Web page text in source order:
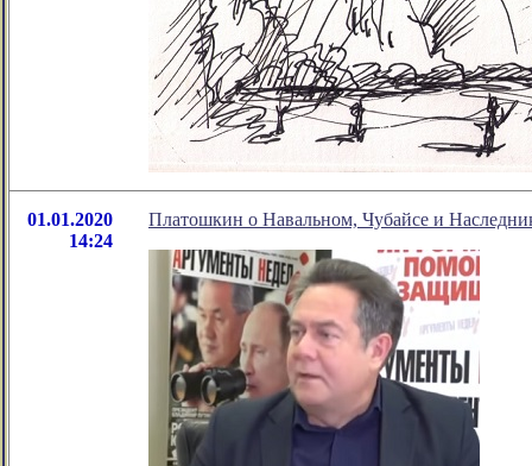
01.01.2020
14:24
Платошкин о Навальном, Чубайсе и